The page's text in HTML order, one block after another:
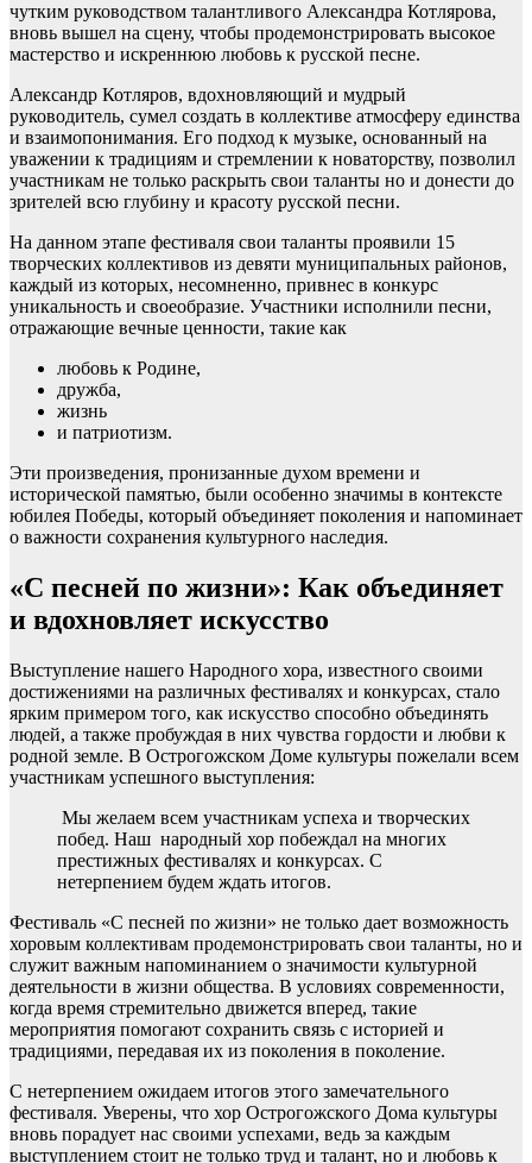
чутким руководством талантливого Александра Котлярова,
вновь вышел на сцену, чтобы продемонстрировать высокое
мастерство и искреннюю любовь к русской песне.
Александр Котляров, вдохновляющий и мудрый
руководитель, сумел создать в коллективе атмосферу единства
и взаимопонимания. Его подход к музыке, основанный на
уважении к традициям и стремлении к новаторству, позволил
участникам не только раскрыть свои таланты но и донести до
зрителей всю глубину и красоту русской песни.
На данном этапе фестиваля свои таланты проявили 15
творческих коллективов из девяти муниципальных районов,
каждый из которых, несомненно, привнес в конкурс
уникальность и своеобразие. Участники исполнили песни,
отражающие вечные ценности, такие как
любовь к Родине,
дружба,
жизнь
и патриотизм.
Эти произведения, пронизанные духом времени и
исторической памятью, были особенно значимы в контексте
юбилея Победы, который объединяет поколения и напоминает
о важности сохранения культурного наследия.
«С песней по жизни»: Как объединяет
и вдохновляет искусство
Выступление нашего Народного хора, известного своими
достижениями на различных фестивалях и конкурсах, стало
ярким примером того, как искусство способно объединять
людей, а также пробуждая в них чувства гордости и любви к
родной земле. В Острогожском Доме культуры пожелали всем
участникам успешного выступления:
Мы желаем всем участникам успеха и творческих
побед. Наш народный хор побеждал на многих
престижных фестивалях и конкурсах. С
нетерпением будем ждать итогов.
Фестиваль «С песней по жизни» не только дает возможность
хоровым коллективам продемонстрировать свои таланты, но и
служит важным напоминанием о значимости культурной
деятельности в жизни общества. В условиях современности,
когда время стремительно движется вперед, такие
мероприятия помогают сохранить связь с историей и
традициями, передавая их из поколения в поколение.
С нетерпением ожидаем итогов этого замечательного
фестиваля. Уверены, что хор Острогожского Дома культуры
вновь порадует нас своими успехами, ведь за каждым
выступлением стоит не только труд и талант, но и любовь к